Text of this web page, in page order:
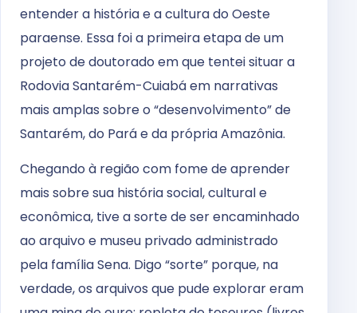
entender a história e a cultura do Oeste
paraense. Essa foi a primeira etapa de um
projeto de doutorado em que tentei situar a
Rodovia Santarém-Cuiabá em narrativas
mais amplas sobre o “desenvolvimento” de
Santarém, do Pará e da própria Amazônia.
Chegando à região com fome de aprender
mais sobre sua história social, cultural e
econômica, tive a sorte de ser encaminhado
ao arquivo e museu privado administrado
pela família Sena. Digo “sorte” porque, na
verdade, os arquivos que pude explorar eram